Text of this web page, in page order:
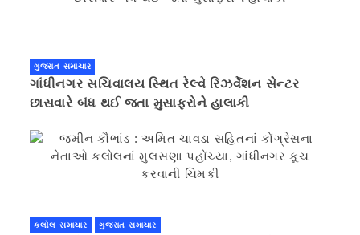
ગુજરાત સમાચાર
ગાંધીનગર સચિવાલય સ્થિત રેલ્વે રિઝર્વેશન સેન્ટર
છાસવારે બંધ થઈ જતા મુસાફરોને હાલાકી
કલોલ સમાચાર ગુજરાત સમાચાર